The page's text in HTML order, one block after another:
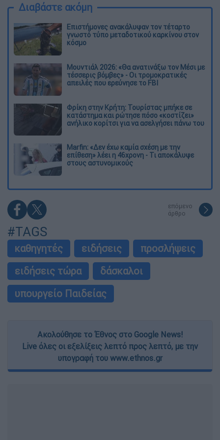
Διαβάστε ακόμη
Επιστήμονες ανακάλυψαν τον τέταρτο
γνωστό τύπο μεταδοτικού καρκίνου στον
κόσμο
Μουντιάλ 2026: «Θα ανατινάξω τον Μέσι με
τέσσερις βόμβες» - Οι τρομοκρατικές
απειλές που ερεύνησε το FBI
Φρίκη στην Κρήτη: Τουρίστας μπήκε σε
κατάστημα και ρώτησε πόσο «κοστίζει»
ανήλικο κορίτσι για να ασελγήσει πάνω του
Marfin: «Δεν έχω καμία σχέση με την
επίθεση» λέει η 46χρονη - Τι αποκάλυψε
στους αστυνομικούς
επόμενο
άρθρο
#TAGS
καθηγητές ειδήσεις
προσλήψεις
ειδήσεις τώρα
δάσκαλοι
υπουργείο Παιδείας
Ακολούθησε το Έθνος στο Google News!
Live όλες οι εξελίξεις λεπτό προς λεπτό, με την
υπογραφή του www.ethnos.gr